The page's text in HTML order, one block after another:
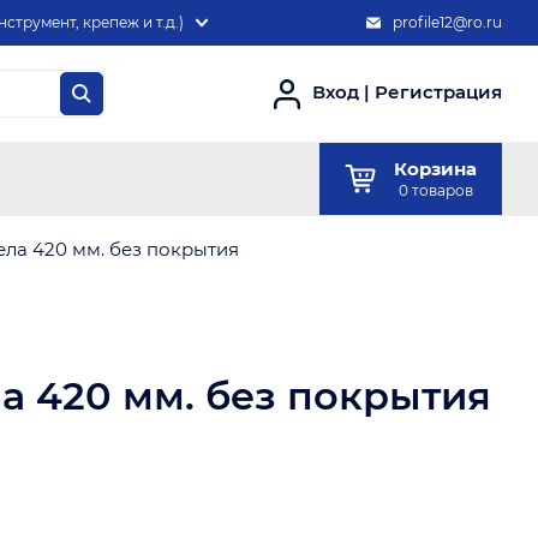
крепеж и т.д.) profile12@ro.ru
Вход | Регистрация
Корзина
0 товаров
420 мм. без покрытия
420 мм. без покрытия